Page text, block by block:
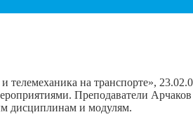
на транспорте»,
Преподаватели
дисциплинам и модулям.